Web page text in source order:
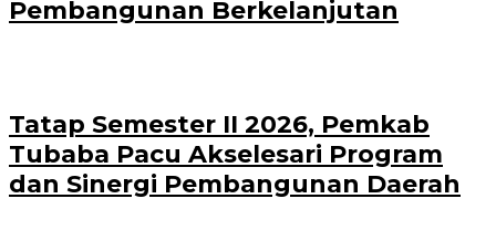
Pembangunan Berkelanjutan
Tatap Semester II 2026, Pemkab
Tubaba Pacu Akselesari Program
dan Sinergi Pembangunan Daerah